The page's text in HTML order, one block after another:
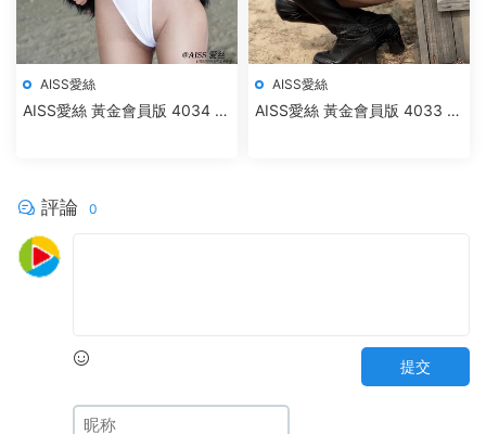
AISS愛絲
AISS愛絲 黃金會員版 4034 索
AISS愛絲
AISS愛絲 黃金會員版 4033 絲
評論 0
提交